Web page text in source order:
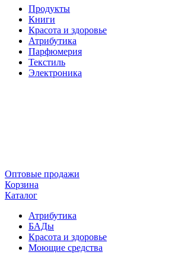
Продукты
Книги
Красота и здоровье
Атрибутика
Парфюмерия
Текстиль
Электроника
Оптовые продажи
Корзина
Каталог
Атрибутика
БАДы
Красота и здоровье
Моющие средства